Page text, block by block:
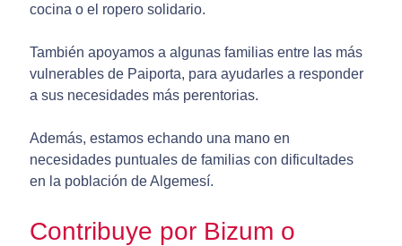
cocina o el ropero solidario.
También apoyamos a algunas familias entre las más
vulnerables de Paiporta, para ayudarles a responder
a sus necesidades más perentorias.
Además, estamos echando una mano en
necesidades puntuales de familias con dificultades
en la población de Algemesí.
Contribuye por Bizum o